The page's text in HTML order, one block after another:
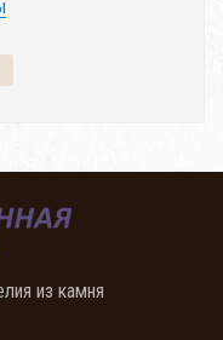
из камня